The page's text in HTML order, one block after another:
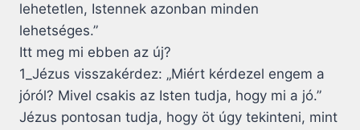
lehetetlen, Istennek azonban minden
lehetséges.”
Itt meg mi ebben az új?
1_Jézus visszakérdez: „Miért kérdezel engem a
jóról? Mivel csakis az Isten tudja, hogy mi a jó.”
Jézus pontosan tudja, hogy öt úgy tekinteni, mint